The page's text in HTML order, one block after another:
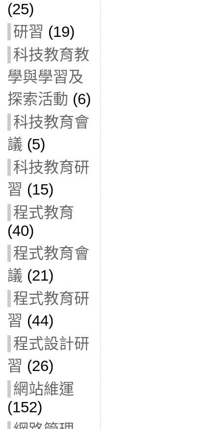
(25)
研習 (19)
科技教育教
學與學習及
探索活動 (6)
科技教育會
議 (5)
科技教育研
習 (15)
程式教育
(40)
程式教育會
議 (21)
程式教育研
習 (44)
程式設計研
習 (26)
網站維運
(152)